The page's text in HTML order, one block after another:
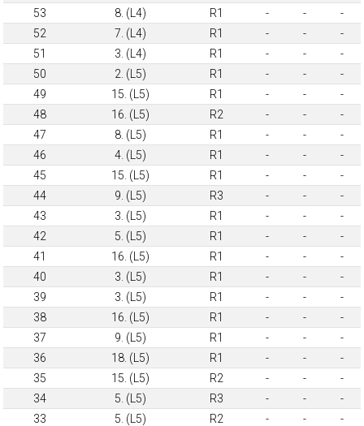
53
8. (L4) R1 - -
-
52
7. (L4) R1 - -
-
51
3. (L4) R1 - -
-
50
2. (L5) R1 - -
-
49
15. (L5) R1 - -
-
48
16. (L5) R2 - -
-
47
8. (L5) R1 - -
-
46
4. (L5) R1 - -
-
45
15. (L5) R1 - -
-
44
9. (L5) R3 - -
-
43
3. (L5) R1 - -
-
42
5. (L5) R1 - -
-
41
16. (L5) R1 - -
-
40
3. (L5) R1 - -
-
39
3. (L5) R1 - -
-
38
16. (L5) R1 - -
-
37
9. (L5) R1 - -
-
36
18. (L5) R1 - -
-
35
15. (L5) R2 - -
-
34
5. (L5) R3 - -
-
33
5. (L5) R2 - -
-